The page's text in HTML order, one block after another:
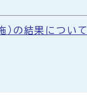
の結果について